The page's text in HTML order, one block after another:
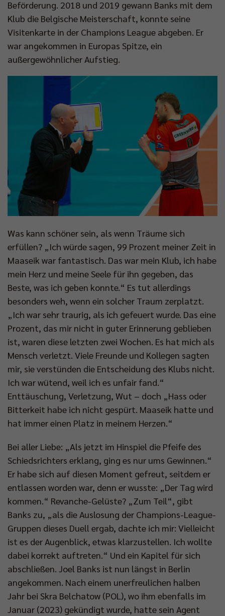
Beförderung. 2018 und 2019 gewann Banks mit dem
Klub die Belgische Meisterschaft, konnte seine
Visitenkarte in der Champions League abgeben. Er
war angekommen in Europas Spitze, ein
außergewöhnlicher Aufstieg.
Was kann schöner sein, als wenn Träume sich
erfüllen? „Ich würde sagen, 99 Prozent meiner Zeit in
Maaseik war fantastisch. Das war mein Klub, ich habe
mein Herz und meine Seele für ihn gegeben, das
Beste, was ich geben konnte.“ Es tut allerdings
besonders weh, wenn ein solcher Traum zerplatzt.
„Ich war sehr traurig, als ich gefeuert wurde. Das eine
Prozent, das mir nicht in guter Erinnerung geblieben
ist, waren diese letzten zwei Wochen. Es hat mich als
Mensch verletzt. Viele Freunde und Kollegen sagten
mir, sie verstünden die Entscheidung des Klubs nicht.
Ich war wütend, weil ich es unfair fand.“
Enttäuschung, Verletzung, Wut – doch „Hass oder
Bitterkeit habe ich nicht gespürt. Maaseik hatte und
hat immer einen Platz in meinem Herzen.“
Bei aller Liebe: „Als jetzt im Hinspiel die Pfeife des
Schiedsrichters erklang, ging es nur ums Gewinnen.“
Er habe sich auf diesen Moment gefreut, seitdem er
entlassen worden war, denn er wusste: „Der Tag wird
kommen.“ Revanche-Gelüste? „Zum Teil“, gibt
Banks zu, „als die Auslosung der Champions-League-
Gruppen dieses Duell ergab, dachte ich mir: Vielleicht
ist es der Augenblick, etwas klarzustellen. Ich wollte
dabei korrekt auftreten.“ Und ein Kapitel für sich
abschließen. Joel Banks ist nun längst in Berlin
angekommen. Nach einem unerfreulichen halben
Jahr bei Skra Belchatow (POL), wo ihm ebenfalls im
Januar (2023) gekündigt wurde, hatte sein Agent